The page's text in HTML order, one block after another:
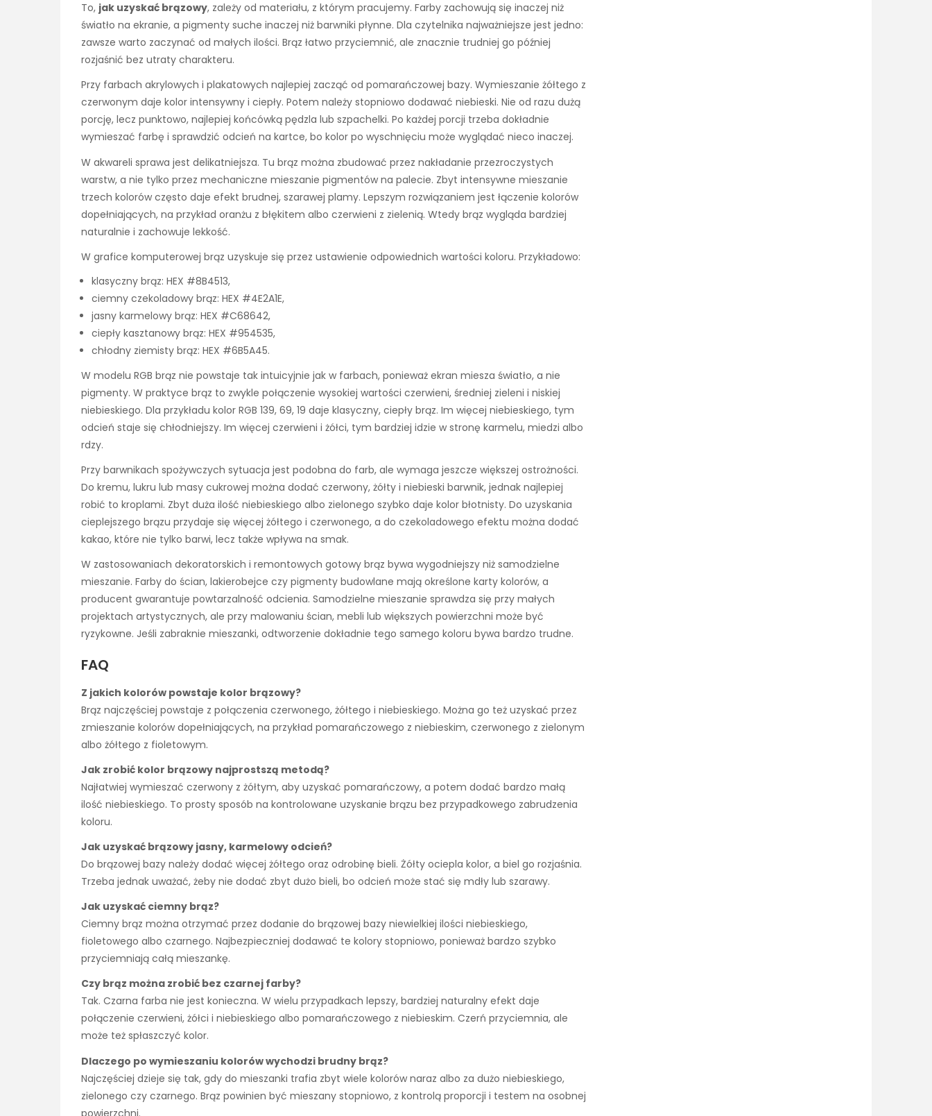
To, jak uzyskać brązowy, zależy od materiału, z którym pracujemy. Farby zachowują się inaczej niż
światło na ekranie, a pigmenty suche inaczej niż barwniki płynne. Dla czytelnika najważniejsze jest jedno:
zawsze warto zaczynać od małych ilości. Brąz łatwo przyciemnić, ale znacznie trudniej go później
rozjaśnić bez utraty charakteru.
Przy farbach akrylowych i plakatowych najlepiej zacząć od pomarańczowej bazy. Wymieszanie żółtego z
czerwonym daje kolor intensywny i ciepły. Potem należy stopniowo dodawać niebieski. Nie od razu dużą
porcję, lecz punktowo, najlepiej końcówką pędzla lub szpachelki. Po każdej porcji trzeba dokładnie
wymieszać farbę i sprawdzić odcień na kartce, bo kolor po wyschnięciu może wyglądać nieco inaczej.
W akwareli sprawa jest delikatniejsza. Tu brąz można zbudować przez nakładanie przezroczystych
warstw, a nie tylko przez mechaniczne mieszanie pigmentów na palecie. Zbyt intensywne mieszanie
trzech kolorów często daje efekt brudnej, szarawej plamy. Lepszym rozwiązaniem jest łączenie kolorów
dopełniających, na przykład oranżu z błękitem albo czerwieni z zielenią. Wtedy brąz wygląda bardziej
naturalnie i zachowuje lekkość.
W grafice komputerowej brąz uzyskuje się przez ustawienie odpowiednich wartości koloru. Przykładowo:
klasyczny brąz: HEX #8B4513,
ciemny czekoladowy brąz: HEX #4E2A1E,
jasny karmelowy brąz: HEX #C68642,
ciepły kasztanowy brąz: HEX #954535,
chłodny ziemisty brąz: HEX #6B5A45.
W modelu RGB brąz nie powstaje tak intuicyjnie jak w farbach, ponieważ ekran miesza światło, a nie
pigmenty. W praktyce brąz to zwykle połączenie wysokiej wartości czerwieni, średniej zieleni i niskiej
niebieskiego. Dla przykładu kolor RGB 139, 69, 19 daje klasyczny, ciepły brąz. Im więcej niebieskiego, tym
odcień staje się chłodniejszy. Im więcej czerwieni i żółci, tym bardziej idzie w stronę karmelu, miedzi albo
rdzy.
Przy barwnikach spożywczych sytuacja jest podobna do farb, ale wymaga jeszcze większej ostrożności.
Do kremu, lukru lub masy cukrowej można dodać czerwony, żółty i niebieski barwnik, jednak najlepiej
robić to kroplami. Zbyt duża ilość niebieskiego albo zielonego szybko daje kolor błotnisty. Do uzyskania
cieplejszego brązu przydaje się więcej żółtego i czerwonego, a do czekoladowego efektu można dodać
kakao, które nie tylko barwi, lecz także wpływa na smak.
W zastosowaniach dekoratorskich i remontowych gotowy brąz bywa wygodniejszy niż samodzielne
mieszanie. Farby do ścian, lakierobejce czy pigmenty budowlane mają określone karty kolorów, a
producent gwarantuje powtarzalność odcienia. Samodzielne mieszanie sprawdza się przy małych
projektach artystycznych, ale przy malowaniu ścian, mebli lub większych powierzchni może być
ryzykowne. Jeśli zabraknie mieszanki, odtworzenie dokładnie tego samego koloru bywa bardzo trudne.
FAQ
Z jakich kolorów powstaje kolor brązowy?
Brąz najczęściej powstaje z połączenia czerwonego, żółtego i niebieskiego. Można go też uzyskać przez
zmieszanie kolorów dopełniających, na przykład pomarańczowego z niebieskim, czerwonego z zielonym
albo żółtego z fioletowym.
Jak zrobić kolor brązowy najprostszą metodą?
Najłatwiej wymieszać czerwony z żółtym, aby uzyskać pomarańczowy, a potem dodać bardzo małą
ilość niebieskiego. To prosty sposób na kontrolowane uzyskanie brązu bez przypadkowego zabrudzenia
koloru.
Jak uzyskać brązowy jasny, karmelowy odcień?
Do brązowej bazy należy dodać więcej żółtego oraz odrobinę bieli. Żółty ociepla kolor, a biel go rozjaśnia.
Trzeba jednak uważać, żeby nie dodać zbyt dużo bieli, bo odcień może stać się mdły lub szarawy.
Jak uzyskać ciemny brąz?
Ciemny brąz można otrzymać przez dodanie do brązowej bazy niewielkiej ilości niebieskiego,
fioletowego albo czarnego. Najbezpieczniej dodawać te kolory stopniowo, ponieważ bardzo szybko
przyciemniają całą mieszankę.
Czy brąz można zrobić bez czarnej farby?
Tak. Czarna farba nie jest konieczna. W wielu przypadkach lepszy, bardziej naturalny efekt daje
połączenie czerwieni, żółci i niebieskiego albo pomarańczowego z niebieskim. Czerń przyciemnia, ale
może też spłaszczyć kolor.
Dlaczego po wymieszaniu kolorów wychodzi brudny brąz?
Najczęściej dzieje się tak, gdy do mieszanki trafia zbyt wiele kolorów naraz albo za dużo niebieskiego,
zielonego czy czarnego. Brąz powinien być mieszany stopniowo, z kontrolą proporcji i testem na osobnej
powierzchni.